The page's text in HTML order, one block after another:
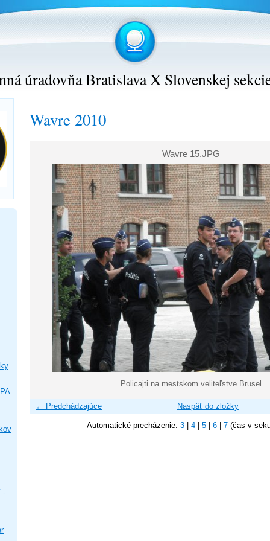
úradovňa Bratislava X Slovenskej
Wavre 2010
Wavre 15.JPG
Policajti na mestskom veliteľstve Brusel
← Predchádzajúce Naspäť do zložky
Automatické precházenie: 3 4 5 6 7 (čas v
-